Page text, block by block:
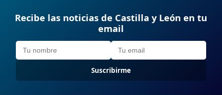
Recibe las noticias de Castilla y León en tu
email
Suscribirme